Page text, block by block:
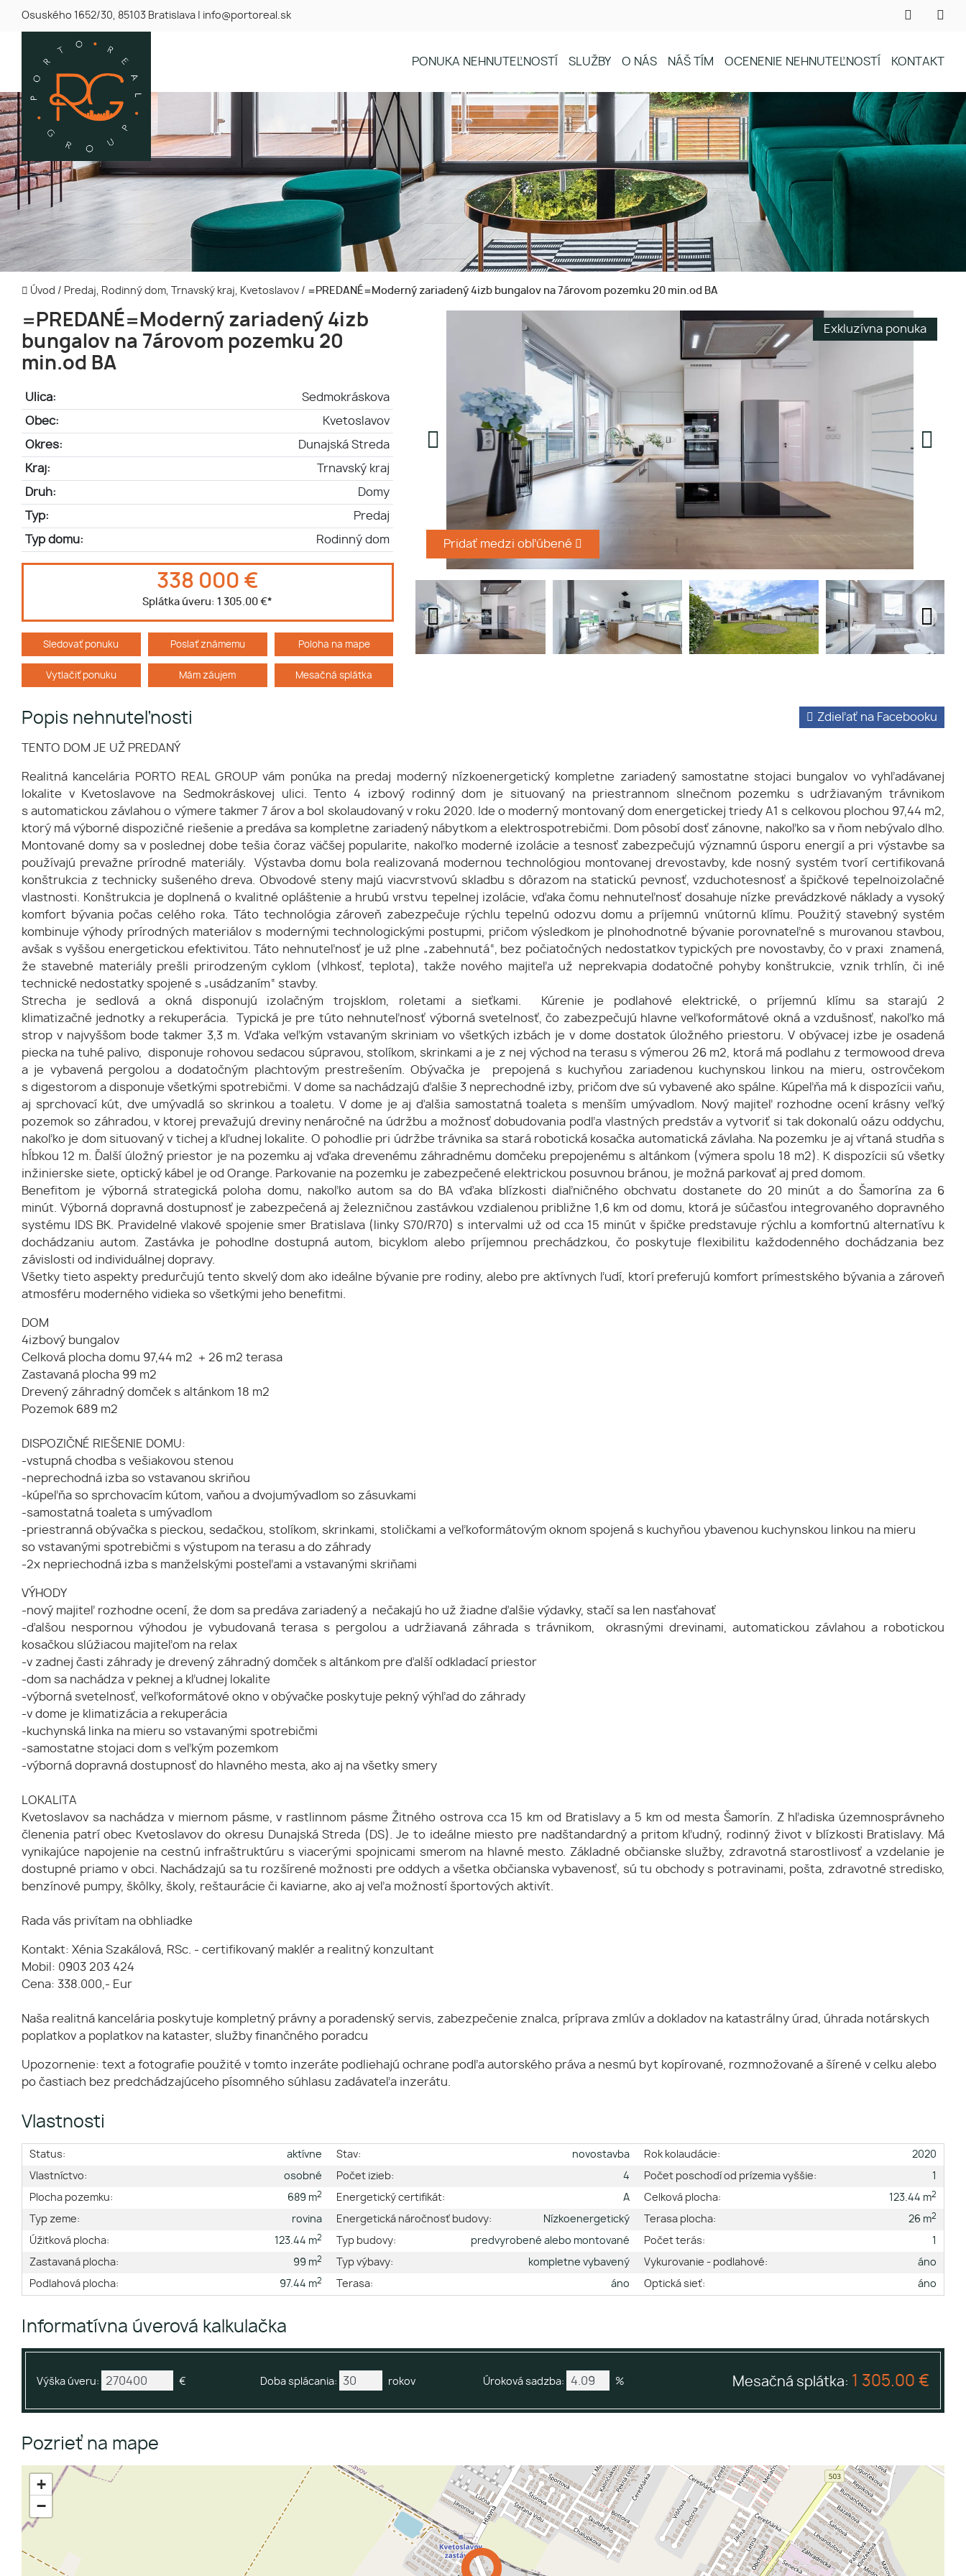
Osuského 1652/30, 85103 Bratislava info@portoreal.sk
PONUKA NEHNUTEĽNOSTÍ SLUŽBY O NÁS NÁŠ TÍM OCENENIE NEHNUTEĽNOSTÍ KONTAKT
Úvod / Predaj, Rodinný dom, Trnavský kraj, Kvetoslavov / =PREDANÉ=Moderný zariadený 4izb bungalov na 7árovom pozemku 20 min.od BA
=PREDANÉ=Moderný zariadený 4izb
bungalov na 7árovom pozemku 20
min.od BA
Ulica: Sedmokráskova
Obec: Kvetoslavov
Okres: Dunajská Streda
Kraj: Trnavský kraj
Druh: Domy
Typ: Predaj
Typ domu: Rodinný dom
338 000 €
Splátka úveru:1 305.00 €*
Sledovať ponuku Poslať známemu Poloha na mape
Vytlačiť ponuku Mám záujem Mesačná splátka
Exkluzívna ponuka
Pridať medzi obľúbené
Popis nehnuteľnosti Zdieľať na Facebooku
TENTO DOM JE UŽ PREDANÝ
Realitná kancelária PORTO REAL GROUP vám ponúka na predaj moderný nízkoenergetický kompletne zariadený samostatne stojaci bungalov vo vyhľadávanej
lokalite v Kvetoslavove na Sedmokráskovej ulici. Tento 4 izbový rodinný dom je situovaný na priestrannom slnečnom pozemku s udržiavaným trávnikom
s automatickou závlahou o výmere takmer 7 árov a bol skolaudovaný v roku 2020. Ide o moderný montovaný dom energetickej triedy A1 s celkovou plochou 97,44 m2,
ktorý má výborné dispozičné riešenie a predáva sa kompletne zariadený nábytkom a elektrospotrebičmi. Dom pôsobí dosť zánovne, nakoľko sa v ňom nebývalo dlho.
Montované domy sa v poslednej dobe tešia čoraz väčšej popularite, nakoľko moderné izolácie a tesnosť zabezpečujú významnú úsporu energií a pri výstavbe sa
používajú prevažne prírodné materiály. Výstavba domu bola realizovaná modernou technológiou montovanej drevostavby, kde nosný systém tvorí certifikovaná
konštrukcia z technicky sušeného dreva. Obvodové steny majú viacvrstvovú skladbu s dôrazom na statickú pevnosť, vzduchotesnosť a špičkové tepelnoizolačné
vlastnosti. Konštrukcia je doplnená o kvalitné opláštenie a hrubú vrstvu tepelnej izolácie, vďaka čomu nehnuteľnosť dosahuje nízke prevádzkové náklady a vysoký
komfort bývania počas celého roka. Táto technológia zároveň zabezpečuje rýchlu tepelnú odozvu domu a príjemnú vnútornú klímu. Použitý stavebný systém
kombinuje výhody prírodných materiálov s modernými technologickými postupmi, pričom výsledkom je plnohodnotné bývanie porovnateľné s murovanou stavbou,
avšak s vyššou energetickou efektivitou. Táto nehnuteľnosť je už plne „zabehnutá“, bez počiatočných nedostatkov typických pre novostavby, čo v praxi znamená,
že stavebné materiály prešli prirodzeným cyklom (vlhkosť, teplota), takže nového majiteľa už neprekvapia dodatočné pohyby konštrukcie, vznik trhlín, či iné
technické nedostatky spojené s „usádzaním“ stavby.
Strecha je sedlová a okná disponujú izolačným trojsklom, roletami a sieťkami. Kúrenie je podlahové elektrické, o príjemnú klímu sa starajú 2
klimatizačné jednotky a rekuperácia. Typická je pre túto nehnuteľnosť výborná svetelnosť, čo zabezpečujú hlavne veľkoformátové okná a vzdušnosť, nakoľko má
strop v najvyššom bode takmer 3,3 m. Vďaka veľkým vstavaným skriniam vo všetkých izbách je v dome dostatok úložného priestoru. V obývacej izbe je osadená
piecka na tuhé palivo, disponuje rohovou sedacou súpravou, stolíkom, skrinkami a je z nej východ na terasu s výmerou 26 m2, ktorá má podlahu z termowood dreva
a je vybavená pergolou a dodatočným plachtovým prestrešením. Obývačka je prepojená s kuchyňou zariadenou kuchynskou linkou na mieru, ostrovčekom
s digestorom a disponuje všetkými spotrebičmi. V dome sa nachádzajú ďalšie 3 neprechodné izby, pričom dve sú vybavené ako spálne. Kúpeľňa má k dispozícii vaňu,
aj sprchovací kút, dve umývadlá so skrinkou a toaletu. V dome je aj ďalšia samostatná toaleta s menším umývadlom. Nový majiteľ rozhodne ocení krásny veľký
pozemok so záhradou, v ktorej prevažujú dreviny nenáročné na údržbu a možnosť dobudovania podľa vlastných predstáv a vytvoriť si tak dokonalú oázu oddychu,
nakoľko je dom situovaný v tichej a kľudnej lokalite. O pohodlie pri údržbe trávnika sa stará robotická kosačka automatická závlaha. Na pozemku je aj vŕtaná studňa s
hĺbkou 12 m. Ďalší úložný priestor je na pozemku aj vďaka drevenému záhradnému domčeku prepojenému s altánkom (výmera spolu 18 m2). K dispozícii sú všetky
inžinierske siete, optický kábel je od Orange. Parkovanie na pozemku je zabezpečené elektrickou posuvnou bránou, je možná parkovať aj pred domom.
Benefitom je výborná strategická poloha domu, nakoľko autom sa do BA vďaka blízkosti diaľničného obchvatu dostanete do 20 minút a do Šamorína za 6
minút. Výborná dopravná dostupnosť je zabezpečená aj železničnou zastávkou vzdialenou približne 1,6 km od domu, ktorá je súčasťou integrovaného dopravného
systému IDS BK. Pravidelné vlakové spojenie smer Bratislava (linky S70/R70) s intervalmi už od cca 15 minút v špičke predstavuje rýchlu a komfortnú alternatívu k
dochádzaniu autom. Zastávka je pohodlne dostupná autom, bicyklom alebo príjemnou prechádzkou, čo poskytuje flexibilitu každodenného dochádzania bez
závislosti od individuálnej dopravy.
Všetky tieto aspekty predurčujú tento skvelý dom ako ideálne bývanie pre rodiny, alebo pre aktívnych ľudí, ktorí preferujú komfort prímestského bývania a zároveň
atmosféru moderného vidieka so všetkými jeho benefitmi.
DOM
4izbový bungalov
Celková plocha domu 97,44 m2 + 26 m2 terasa
Zastavaná plocha 99 m2
Drevený záhradný domček s altánkom 18 m2
Pozemok 689 m2
DISPOZIČNÉ RIEŠENIE DOMU:
-vstupná chodba s vešiakovou stenou
-neprechodná izba so vstavanou skriňou
-kúpeľňa so sprchovacím kútom, vaňou a dvojumývadlom so zásuvkami
-samostatná toaleta s umývadlom
-priestranná obývačka s pieckou, sedačkou, stolíkom, skrinkami, stoličkami a veľkoformátovým oknom spojená s kuchyňou ybavenou kuchynskou linkou na mieru
so vstavanými spotrebičmi s výstupom na terasu a do záhrady
-2x nepriechodná izba s manželskými posteľami a vstavanými skriňami
VÝHODY
-nový majiteľ rozhodne ocení, že dom sa predáva zariadený a nečakajú ho už žiadne ďalšie výdavky, stačí sa len nasťahovať
-ďalšou nespornou výhodou je vybudovaná terasa s pergolou a udržiavaná záhrada s trávnikom, okrasnými drevinami, automatickou závlahou a robotickou
kosačkou slúžiacou majiteľom na relax
-v zadnej časti záhrady je drevený záhradný domček s altánkom pre ďalší odkladací priestor
-dom sa nachádza v peknej a kľudnej lokalite
-výborná svetelnosť, veľkoformátové okno v obývačke poskytuje pekný výhľad do záhrady
-v dome je klimatizácia a rekuperácia
-kuchynská linka na mieru so vstavanými spotrebičmi
-samostatne stojaci dom s veľkým pozemkom
-výborná dopravná dostupnosť do hlavného mesta, ako aj na všetky smery
LOKALITA
Kvetoslavov sa nachádza v miernom pásme, v rastlinnom pásme Žitného ostrova cca 15 km od Bratislavy a 5 km od mesta Šamorín. Z hľadiska územnosprávneho
členenia patrí obec Kvetoslavov do okresu Dunajská Streda (DS). Je to ideálne miesto pre nadštandardný a pritom kľudný, rodinný život v blízkosti Bratislavy. Má
vynikajúce napojenie na cestnú infraštruktúru s viacerými spojnicami smerom na hlavné mesto. Základné občianske služby, zdravotná starostlivosť a vzdelanie je
dostupné priamo v obci. Nachádzajú sa tu rozšírené možnosti pre oddych a všetka občianska vybavenosť, sú tu obchody s potravinami, pošta, zdravotné stredisko,
benzínové pumpy, škôlky, školy, reštaurácie či kaviarne, ako aj veľa možností športových aktivít.
Rada vás privítam na obhliadke
Kontakt: Xénia Szakálová, RSc. - certifikovaný maklér a realitný konzultant
Mobil: 0903 203 424
Cena: 338.000,- Eur
Naša realitná kancelária poskytuje kompletný právny a poradenský servis, zabezpečenie znalca, príprava zmlúv a dokladov na katastrálny úrad, úhrada notárskych
poplatkov a poplatkov na kataster, služby finančného poradcu
Upozornenie: text a fotografie použité v tomto inzeráte podliehajú ochrane podľa autorského práva a nesmú byt kopírované, rozmnožované a šírené v celku alebo
po častiach bez predchádzajúceho písomného súhlasu zadávateľa inzerátu.
Vlastnosti
Status:
aktívne
Vlastníctvo:
osobné
Plocha pozemku:
689 m2
Typ zeme:
rovina
Úžitková plocha:
123.44 m2
Zastavaná plocha: 99 m2
Podlahová plocha: 97.44 m2
Stav:
novostavba
Počet izieb:
4
Energetický certifikát:
A
Energetická náročnosť budovy:
Nízkoenergetický
Typ budovy:
predvyrobené alebo montované
Typ výbavy:
kompletne vybavený
Terasa:
áno
Rok kolaudácie:
2020
Počet poschodí od prízemia vyššie:
1
Celková plocha:
123.44 m2
Terasa plocha: 26 m2
Počet terás:
1
Vykurovanie - podlahové:
áno
Optická sieť:
áno
Informatívna úverová kalkulačka
Výška úveru: € Doba splácania: rokov Úroková sadzba: % Mesačná splátka: 1 305.00 €
Pozrieť na mape
+
−